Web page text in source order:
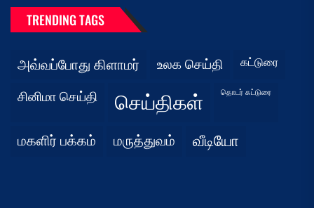
TRENDING TAGS
அவ்வப்போது கிளாமர் உலக செய்தி கட்டுரை
சினிமா செய்தி செய்திகள் தொடர் கட்டுரை
மகளிர் பக்கம் மருத்துவம் வீடியோ